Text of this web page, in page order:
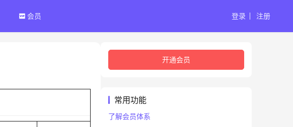
会员 登录 注册
开通会员
常用功能
了解会员体系